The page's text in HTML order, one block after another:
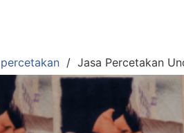
percetakan Jasa Percetakan